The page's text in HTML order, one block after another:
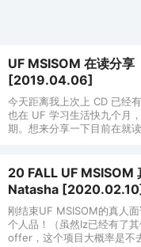
UF MSISOM 在读分享
[2019.04.06]
今天距离我上次上 CD 已经
也在 UF 学习生活快九个月
期。想来分享一下目前在就
20 FALL UF MSISOM
Natasha [2020.02.10]
刚结束UF MSISOM的真人
个人品！（虽然lz已经有了
offer，这个项目大概率是不